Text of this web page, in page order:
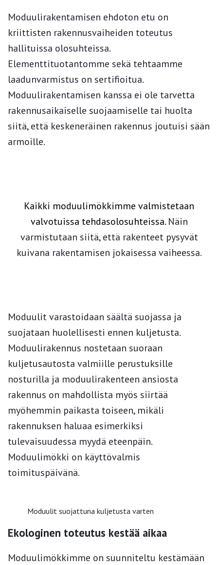
Moduulirakentamisen ehdoton etu on
kriittisten rakennusvaiheiden toteutus
hallituissa olosuhteissa.
Elementtituotantomme sekä tehtaamme
laadunvarmistus on sertifioitua.
Moduulirakentamisen kanssa ei ole tarvetta
rakennusaikaiselle suojaamiselle tai huolta
siitä, että keskeneräinen rakennus joutuisi sään
armoille.
Kaikki moduulimökkimme valmistetaan
valvotuissa tehdasolosuhteissa.Näin
varmistutaan siitä, että rakenteet pysyvät
kuivana rakentamisen jokaisessa vaiheessa.
Moduulit varastoidaan säältä suojassa ja
suojataan huolellisesti ennen kuljetusta.
Moduulirakennus nostetaan suoraan
kuljetusautosta valmiille perustuksille
nosturilla ja moduulirakenteen ansiosta
rakennus on mahdollista myös siirtää
myöhemmin paikasta toiseen, mikäli
rakennuksen haluaa esimerkiksi
tulevaisuudessa myydä eteenpäin.
Moduulimökki on käyttövalmis
toimituspäivänä.
Moduulit suojattuna kuljetusta varten
Ekologinen toteutus kestää aikaa
Moduulimökkimme on suunniteltu kestämään